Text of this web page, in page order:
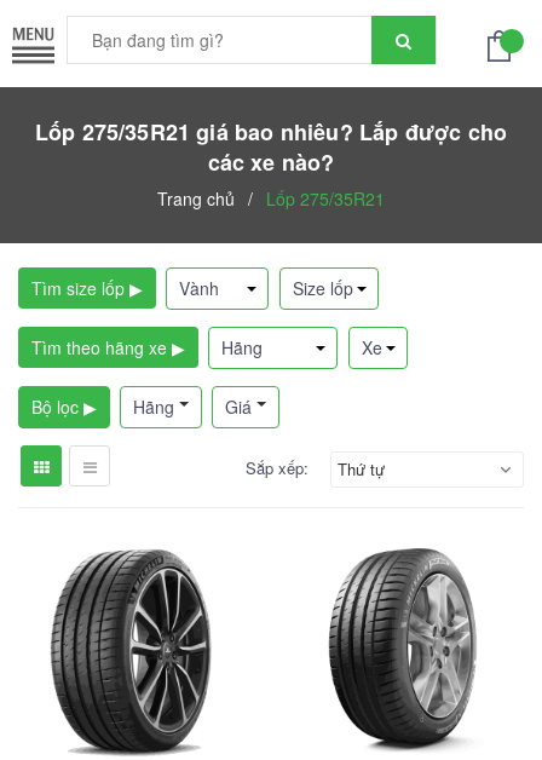
Lốp 275/35R21 giá bao nhiêu? Lắp được cho
các xe nào?
Trang chủ / Lốp 275/35R21
Tìm size lốp ▶
Tìm theo hãng xe ▶
Bộ lọc ▶ Hãng Giá
Sắp xếp: Thứ tự